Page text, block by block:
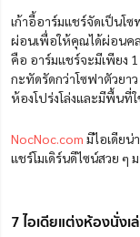
เก้าอี้อาร์มแชร์จัดเป็นโ
ผ่อนเพื่อให้คุณได้ผ่อนคล
คือ อาร์มแชร์จะมีเพียง
กะทัดรัดกว่าโซฟาตัวยา
ห้องโปร่งโล่งและมีพื้นที่
NocNoc.com มีไอเดียน่
แชร์โมเดิร์นดีไซน์สวย ๆ
7 ไอเดียแต่งห้องนั่ง